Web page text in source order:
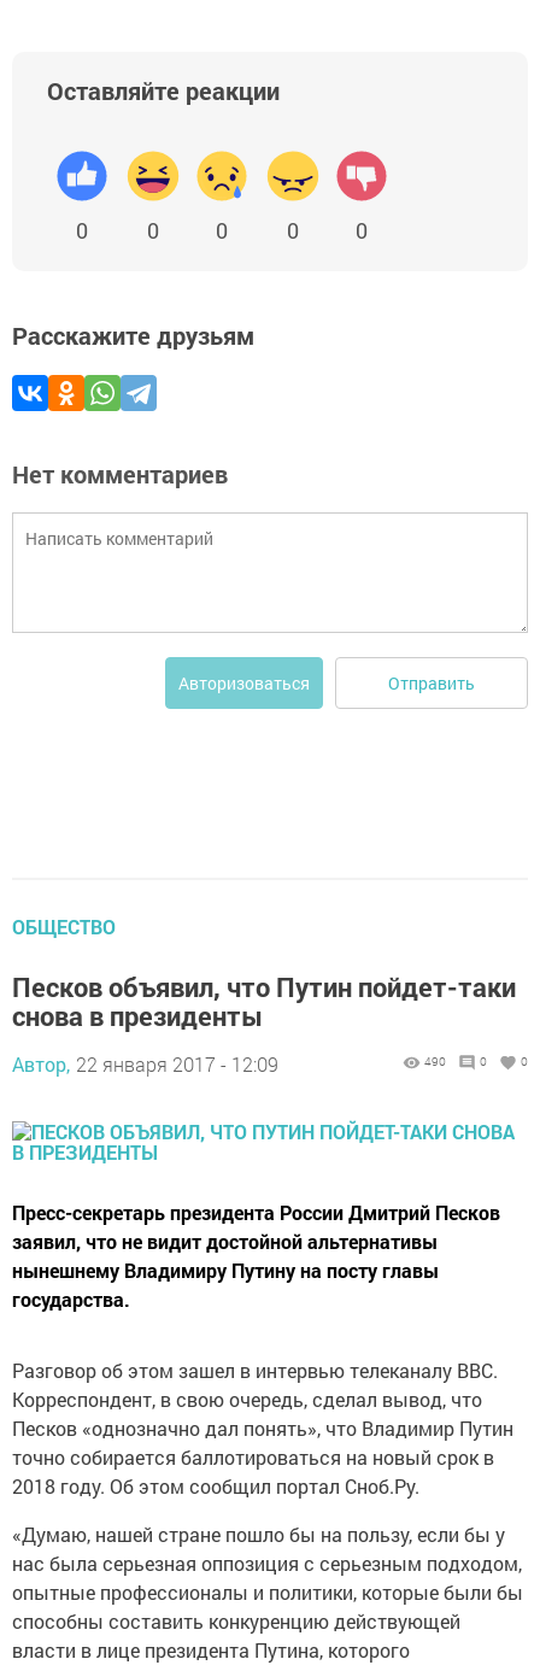
Оставляйте реакции
0 0 0 0 0
Расскажите друзьям
Нет комментариев
Авторизоваться Отправить
ОБЩЕСТВО
Песков объявил, что Путин пойдет-таки
снова в президенты
Автор, 22 января 2017 - 12:09 490 0 0
Пресс-секретарь президента России Дмитрий Песков
заявил, что не видит достойной альтернативы
нынешнему Владимиру Путину на посту главы
государства.
Разговор об этом зашел в интервью телеканалу ВВС.
Корреспондент, в свою очередь, сделал вывод, что
Песков «однозначно дал понять», что Владимир Путин
точно собирается баллотироваться на новый срок в
2018 году. Об этом сообщил портал Сноб.Ру.
«Думаю, нашей стране пошло бы на пользу, если бы у
нас была серьезная оппозиция с серьезным подходом,
опытные профессионалы и политики, которые были бы
способны составить конкуренцию действующей
власти в лице президента Путина, которого